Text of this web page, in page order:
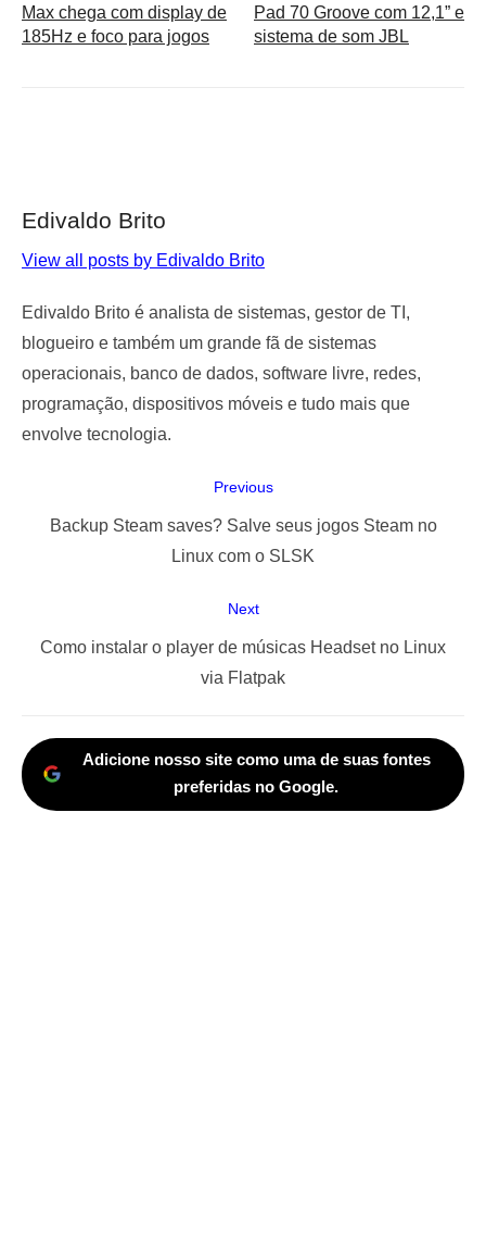
Max chega com display de
185Hz e foco para jogos
Pad 70 Groove com 12,1” e
sistema de som JBL
Edivaldo Brito
View all posts by Edivaldo Brito
Edivaldo Brito é analista de sistemas, gestor de TI,
blogueiro e também um grande fã de sistemas
operacionais, banco de dados, software livre, redes,
programação, dispositivos móveis e tudo mais que
envolve tecnologia.
Previous
Previous
Backup Steam saves? Salve seus jogos Steam no
Linux com o SLSK
Next
Next
Como instalar o player de músicas Headset no Linux
via Flatpak
Adicione nosso site como uma de suas fontes
preferidas no Google.